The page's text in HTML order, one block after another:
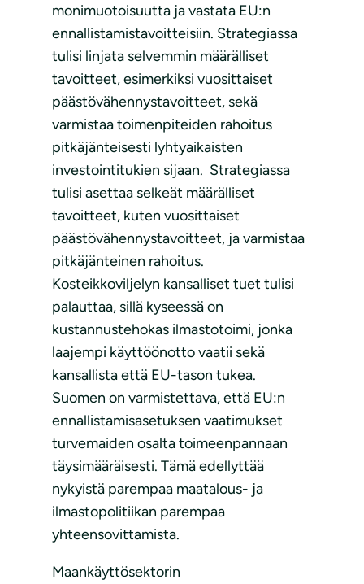
monimuotoisuutta ja vastata EU:n
ennallistamistavoitteisiin. Strategiassa
tulisi linjata selvemmin määrälliset
tavoitteet, esimerkiksi vuosittaiset
päästövähennystavoitteet, sekä
varmistaa toimenpiteiden rahoitus
pitkäjänteisesti lyhtyaikaisten
investointitukien sijaan. Strategiassa
tulisi asettaa selkeät määrälliset
tavoitteet, kuten vuosittaiset
päästövähennystavoitteet, ja varmistaa
pitkäjänteinen rahoitus.
Kosteikkoviljelyn kansalliset tuet tulisi
palauttaa, sillä kyseessä on
kustannustehokas ilmastotoimi, jonka
laajempi käyttöönotto vaatii sekä
kansallista että EU-tason tukea.
Suomen on varmistettava, että EU:n
ennallistamisasetuksen vaatimukset
turvemaiden osalta toimeenpannaan
täysimääräisesti. Tämä edellyttää
nykyistä parempaa maatalous- ja
ilmastopolitiikan parempaa
yhteensovittamista.
Maankäyttösektorin